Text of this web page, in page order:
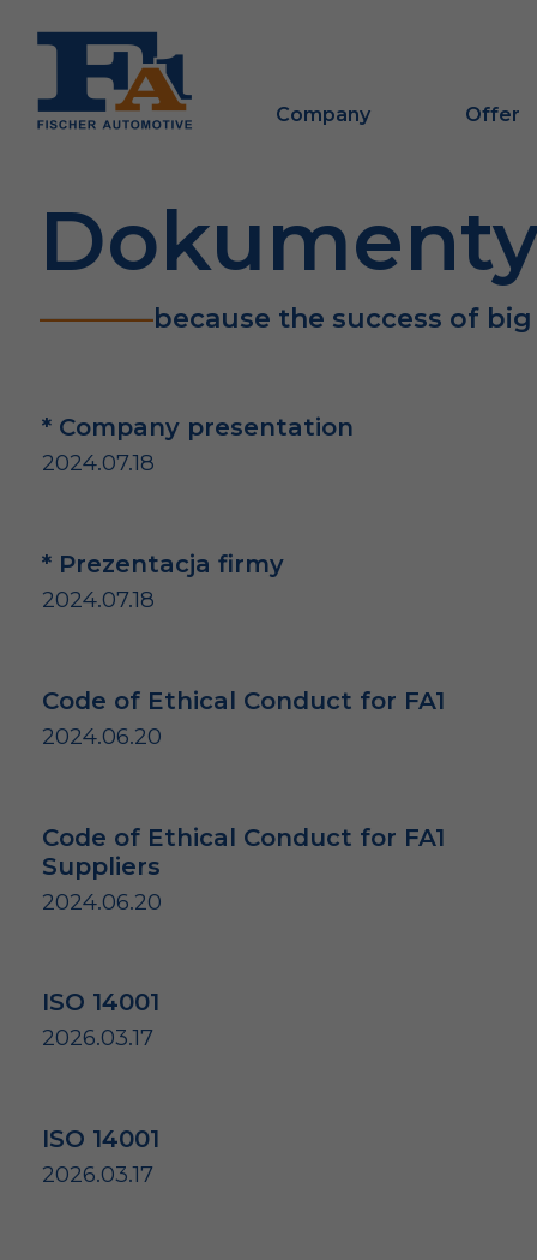
Company Offer
because the success of
* Company presentation
2024.07.18
* Prezentacja firmy
2024.07.18
Code of Ethical Conduct for FA1
2024.06.20
Code of Ethical Conduct for FA1
Suppliers
2024.06.20
ISO 14001
2026.03.17
ISO 14001
2026.03.17